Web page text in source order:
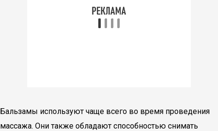
Бальзамы используют чаще всего во время проведения
массажа. Они также обладают способностью снимать